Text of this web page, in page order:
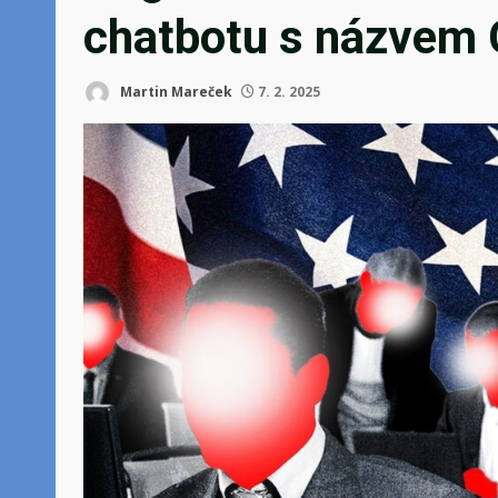
chatbotu s názvem
Martin Mareček 7. 2. 2025